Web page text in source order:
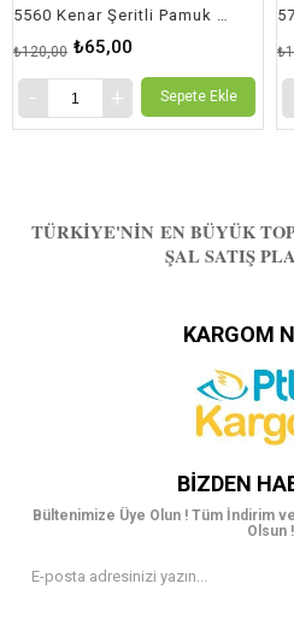
5560 Kenar Şeritli Pamuk Eşarp
₺65,00
Sepete Ekle
5705
TÜRKIYE'NIN EN BÜYÜK
ŞAL SATIŞ
KARGOM
BIZDEN
Bültenimize Üye Olun ! Tüm İndirim
Olsun !